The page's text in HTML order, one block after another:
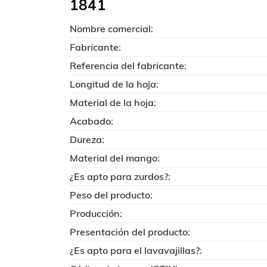
1841
Nombre comercial:
Fabricante:
Referencia del fabricante:
Longitud de la hoja:
Material de la hoja:
Acabado:
Dureza:
Material del mango:
¿Es apto para zurdos?:
Peso del producto:
Producción:
Presentación del producto:
¿Es apto para el lavavajillas?: